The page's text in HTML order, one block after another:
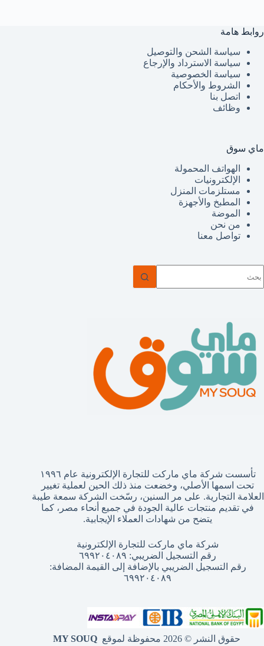
روابط هامة
سياسة الشحن والتوصيل
سياسة الاسترداد والإرجاع
سياسة الخصوصية
الشروط والأحكام
اتصل بنا
وظائف
ماي سوق
الهواتف المحمولة
الإلكترونيات
مستلزمات المنزل
المطبخ والأجهزة
الموضة
من نحن
تواصل معنا
توجد
تأسست شركة ماي ماركت للتجارة الإلكترونية عام ١٩٩٦
تحت اسمها الأصلي، وخضعت منذ ذلك الحين لعملية تغيير
العلامة التجارية. على مر السنين، رسّخت الشركة سمعة طيبة
في تقديم منتجات عالية الجودة في جميع أنحاء مصر، كما
يتضح من شهادات العملاء الإيجابية.
شركة ماي ماركت للتجارة الإلكترونية
رقم التسجيل الضريبي: ٦٩٩٢٠٤٠٨٩
رقم التسجيل الضريبي بالإضافة إلى القيمة المضافة:
٦٩٩٢٠٤٠٨٩
حقوق النشر © 2026 محفوظة لموقع MY SOUQ